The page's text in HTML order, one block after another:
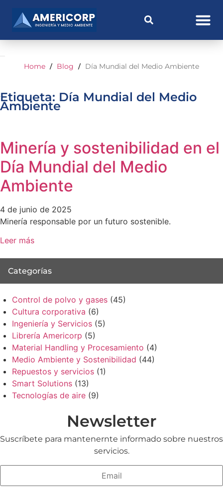
Home / Blog / Día Mundial del Medio Ambiente
Etiqueta: Día Mundial del Medio
Ambiente
Minería y sostenibilidad en el
Día Mundial del Medio
Ambiente
4 de junio de 2025
Minería responsable por un futuro sostenible.
Leer más
Categorías
Control de polvo y gases (45)
Cultura corporativa (6)
Ingeniería y Servicios (5)
Librería Americorp (5)
Material Handling y Procesamiento (4)
Medio Ambiente y Sostenibilidad (44)
Repuestos y servicios (1)
Smart Solutions (13)
Tecnologías de aire (9)
Newsletter
Suscríbete para mantenernte informado sobre nuestros
servicios.